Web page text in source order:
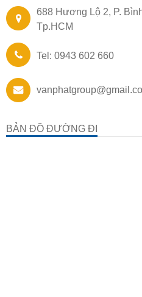
688 Hương Lộ 2, P.
Tp.HCM
Tel: 0943 602 660
BẢN ĐỒ ĐƯỜNG ĐI